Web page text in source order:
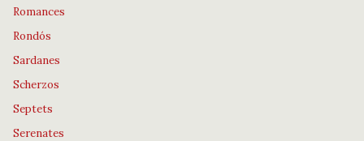
Romances
Rondós
Sardanes
Scherzos
Septets
Serenates